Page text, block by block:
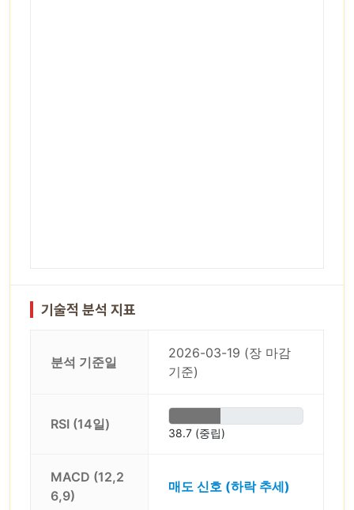
기술적 분석 지표
분석 기준일
2026-03-19 (장 마감
기준)
RSI (14일)
38.7 (중립)
MACD (12,2
6,9)
매도 신호 (하락 추세)